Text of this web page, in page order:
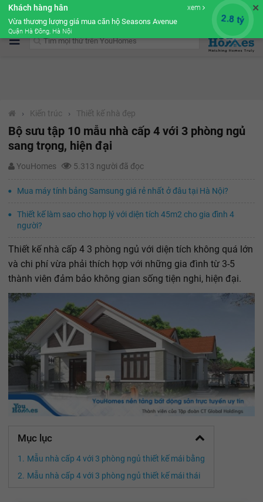
Cộng đồng Môi giới bPRO
› Kiến trúc › Thiết kế nhà đẹp
Bộ sưu tập 10 mẫu nhà cấp 4 với 3 phòng ngủ
sang trọng, hiện đại
YouHomes 5.313 người đã đọc
Mua máy tính bảng Samsung giá rẻ nhất ở đâu tại Hà Nội?
Thiết kế làm sao cho hợp lý với diện tích 45m2 cho gia đình 4
người?
Thiết kế nhà cấp 4 3 phòng ngủ với diện tích không quá lớn
và chi phí vừa phải thích hợp với những gia đình từ 3-5
thành viên đảm bảo không gian sống tiện nghi, hiện đại.
Mục lục
Mẫu nhà cấp 4 với 3 phòng ngủ thiết kế mái bằng
Mẫu nhà cấp 4 với 3 phòng ngủ thiết kế mái thái
✕
Khách hàng hân xem
Vừa thương lượng giá mua căn hộ Seasons Avenue
Quận Hà Đông, Hà Nội
2.8 tỷ